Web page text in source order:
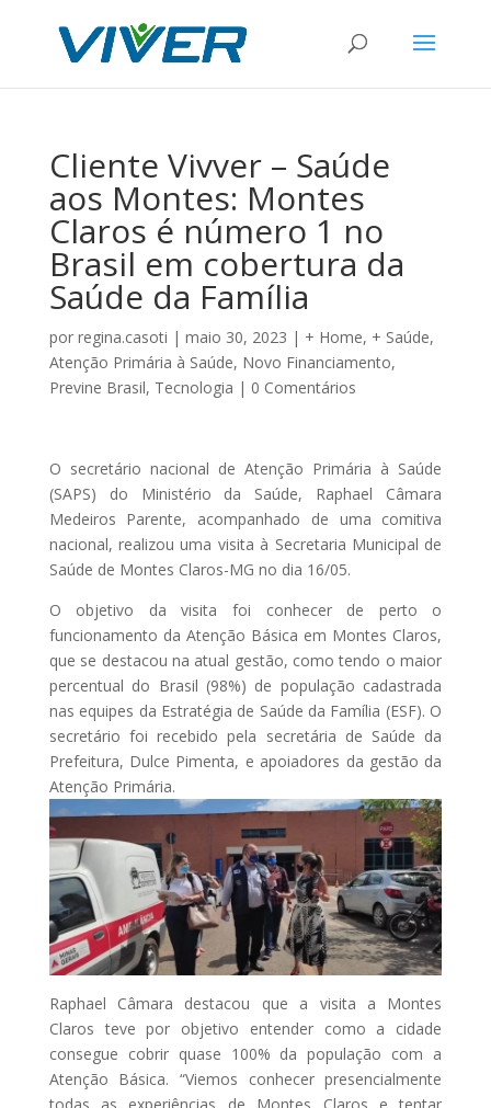
Cliente Vivver – Saúde
aos Montes: Montes
Claros é número 1 no
Brasil em cobertura da
Saúde da Família
por regina.casoti | maio 30, 2023 | + Home, + Saúde,
Atenção Primária à Saúde, Novo Financiamento,
Previne Brasil, Tecnologia | 0 Comentários
O secretário nacional de Atenção Primária à Saúde
(SAPS) do Ministério da Saúde, Raphael Câmara
Medeiros Parente, acompanhado de uma comitiva
nacional, realizou uma visita à Secretaria Municipal de
Saúde de Montes Claros-MG no dia 16/05.
O objetivo da visita foi conhecer de perto o
funcionamento da Atenção Básica em Montes Claros,
que se destacou na atual gestão, como tendo o maior
percentual do Brasil (98%) de população cadastrada
nas equipes da Estratégia de Saúde da Família (ESF). O
secretário foi recebido pela secretária de Saúde da
Prefeitura, Dulce Pimenta, e apoiadores da gestão da
Atenção Primária.
Raphael Câmara destacou que a visita a Montes
Claros teve por objetivo entender como a cidade
consegue cobrir quase 100% da população com a
Atenção Básica. “Viemos conhecer presencialmente